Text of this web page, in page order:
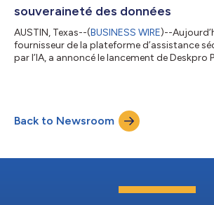
souveraineté des données
AUSTIN, Texas--(BUSINESS WIRE)--
fournisseur de la plateforme d’assistance
par l’IA, a annoncé le lancement de Deskpro
plateforme offre une grande flexibilité de
permettant aux entreprises d’exploiter
Back to Newsroom